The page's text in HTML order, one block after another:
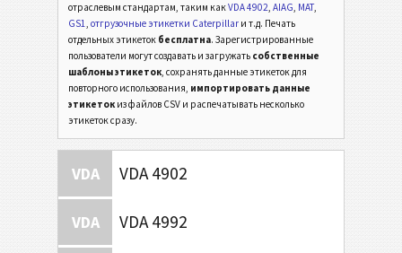
отраслевым стандартам, таким какVDA 4902, AIAG, MAT,
GS1, отгрузочные этикетки Caterpillar и т.д. Печать
отдельных этикеток бесплатна. Зарегистрированные
пользователи могут создавать и загружать собственные
шаблоны этикеток, сохранять данные этикеток для
повторного использования, импортировать данные
этикеток из файлов CSV и распечатывать несколько
этикеток сразу.
VDA VDA 4902
VDA VDA 4992